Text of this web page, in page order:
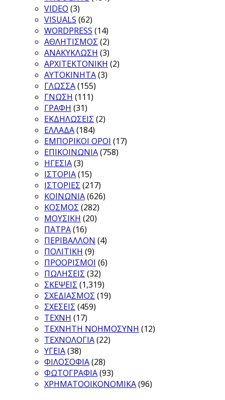
VIDEO (3)
VISUALS (62)
WORDPRESS (14)
ΑΘΛΗΤΙΣΜΟΣ (2)
ΑΝΑΚΥΚΛΩΣΗ (3)
ΑΡΧΙΤΕΚΤΟΝΙΚΗ (2)
ΑΥΤΟΚΙΝΗΤΑ(3)
ΓΛΩΣΣΑ(155)
ΓΝΩΣΗ (111)
ΓΡΑΦΗ (31)
ΕΚΔΗΛΩΣΕΙΣ (2)
ΕΛΛΑΔΑ(184)
ΕΜΠΟΡΙΚΟΙ ΟΡΟΙ (17)
ΕΠΙΚΟΙΝΩΝΙΑ(758)
ΗΓΕΣΙΑ(3)
ΙΣΤΟΡΙΑ(15)
ΙΣΤΟΡΙΕΣ (217)
ΚΟΙΝΩΝΙΑ(626)
ΚΟΣΜΟΣ (282)
ΜΟΥΣΙΚΗ (20)
ΠΑΤΡΑ(16)
ΠΕΡΙΒΑΛΛΟΝ (4)
ΠΟΛΙΤΙΚΗ (9)
ΠΡΟΟΡΙΣΜΟΙ (6)
ΠΩΛΗΣΕΙΣ (32)
ΣΚΕΨΕΙΣ (1,319)
ΣΧΕΔΙΑΣΜΟΣ (19)
ΣΧΕΣΕΙΣ (459)
ΤΕΧΝΗ (17)
ΤΕΧΝΗΤΗ ΝΟΗΜΟΣΥΝΗ (12)
ΤΕΧΝΟΛΟΓΙΑ(22)
ΥΓΕΙΑ(38)
ΦΙΛΟΣΟΦΙΑ(28)
ΦΩΤΟΓΡΑΦΙΑ(93)
ΧΡΗΜΑΤΟΟΙΚΟΝΟΜΙΚΑ(96)